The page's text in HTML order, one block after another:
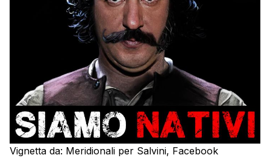
Vignetta da: Meridionali per Salvini, Facebook